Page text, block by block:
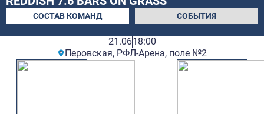
СОСТАВ КОМАНД СОБЫТИЯ
21.0618:00
Перовская, РФЛ-Арена, поле №2